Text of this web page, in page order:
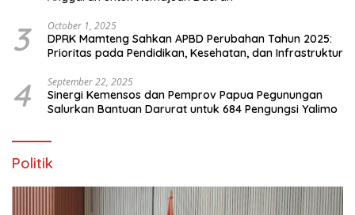
3 October 1, 2025
DPRK Mamteng Sahkan APBD Perubahan Tahun 2025:
Prioritas pada Pendidikan, Kesehatan, dan Infrastruktur
4 September 22, 2025
Sinergi Kemensos dan Pemprov Papua Pegunungan
Salurkan Bantuan Darurat untuk 684 Pengungsi Yalimo
Politik